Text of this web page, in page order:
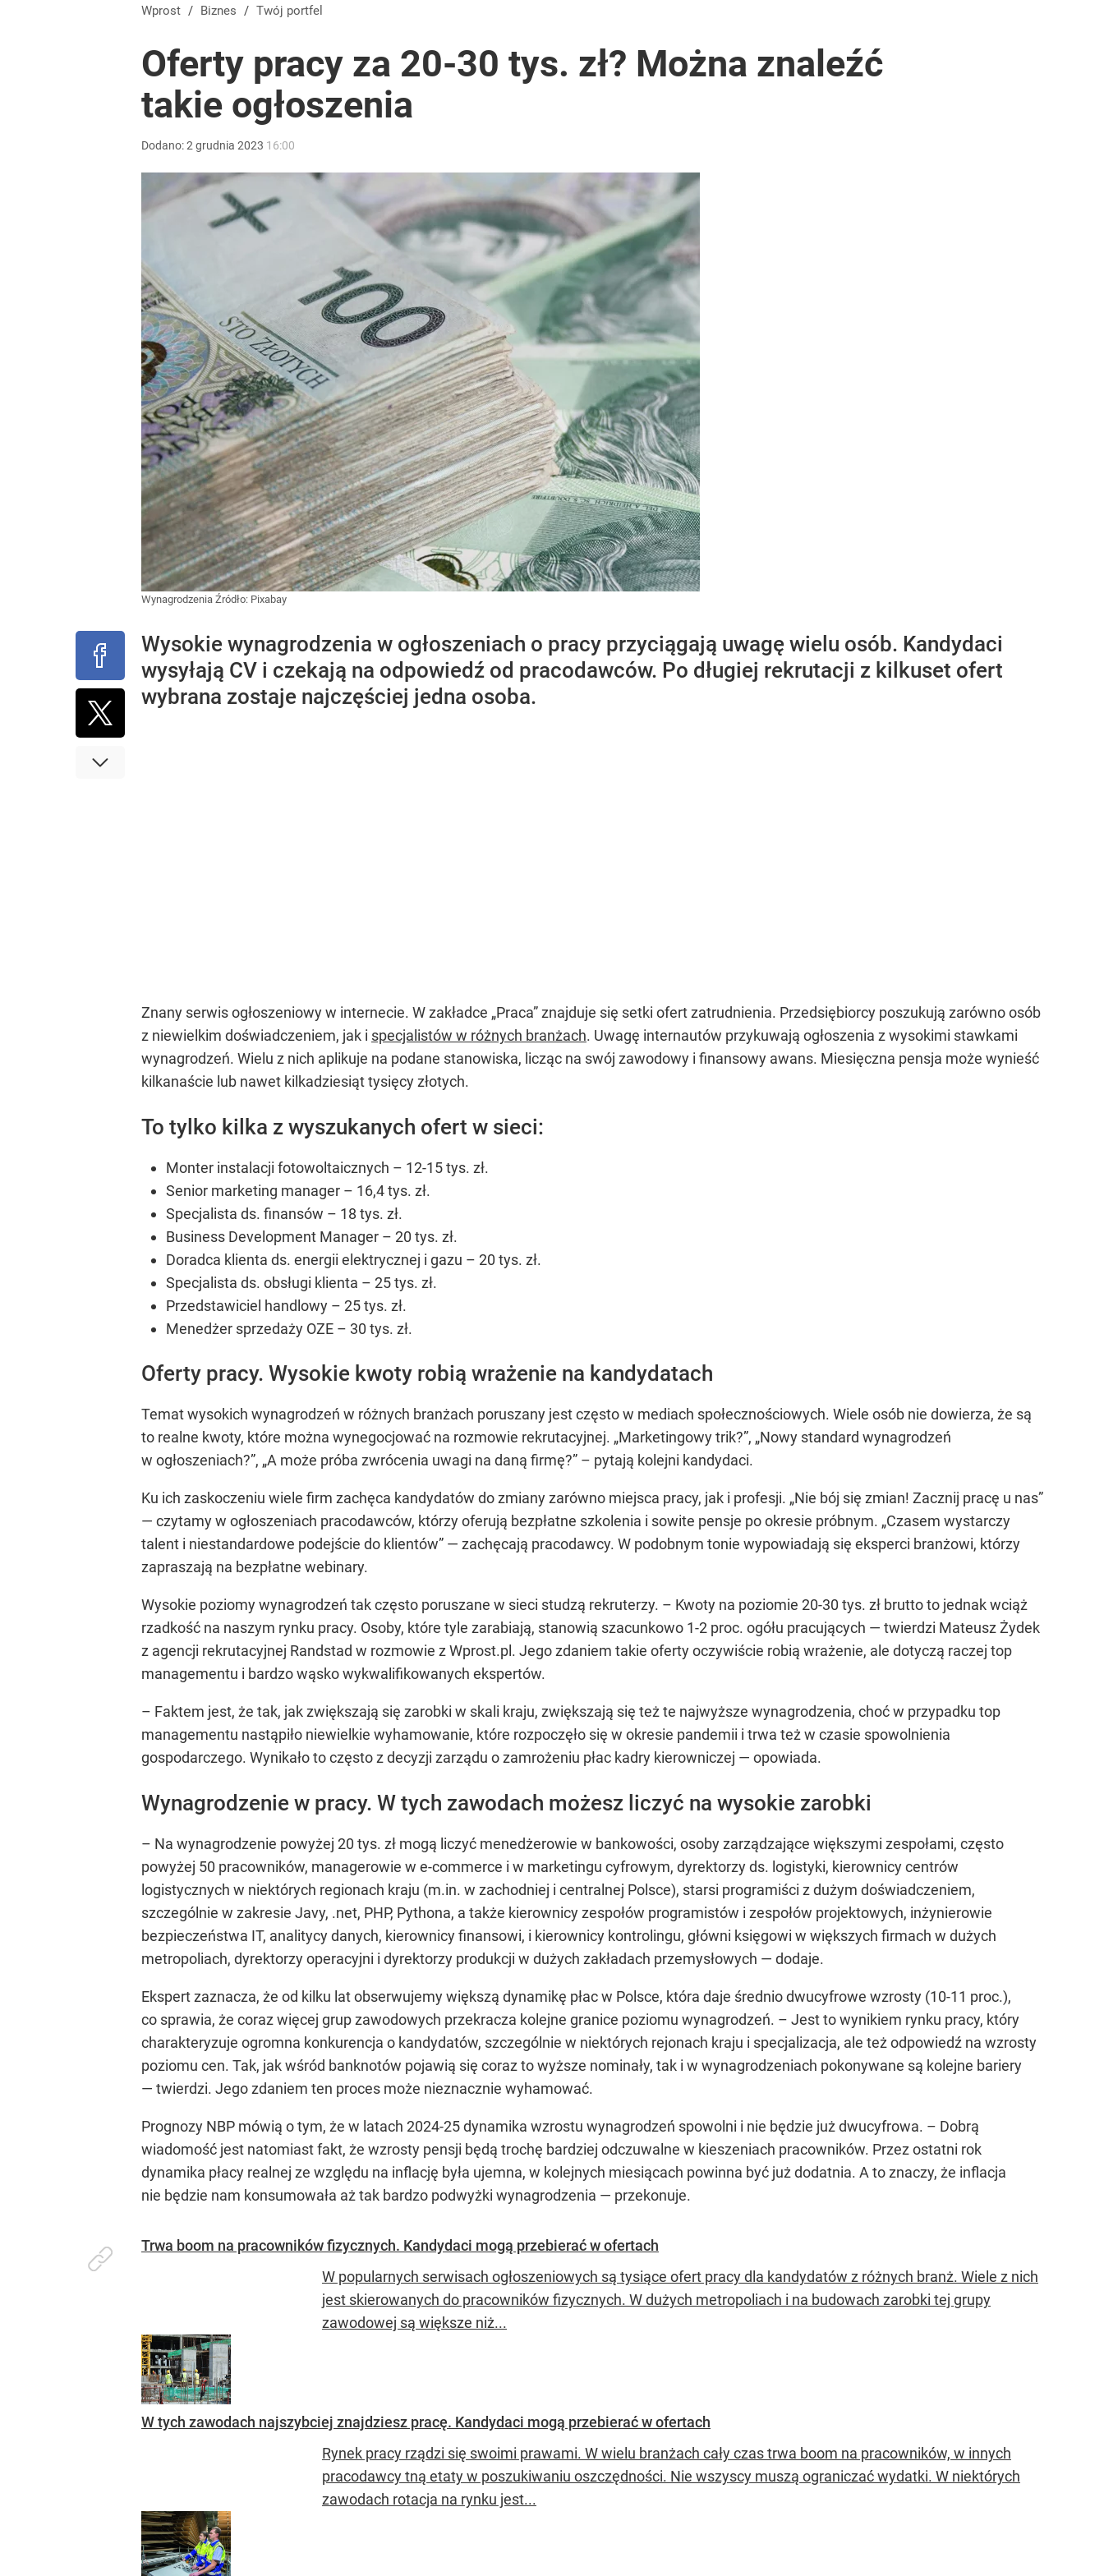
Wprost / Biznes / Twój portfel
Oferty pracy za 20-30 tys. zł? Można znaleźć
takie ogłoszenia
Dodano:2 grudnia 2023 16:00
Wynagrodzenia Źródło: Pixabay
Wysokie wynagrodzenia w ogłoszeniach o pracy przyciągają uwagę wielu osób. Kandydaci
wysyłają CV i czekają na odpowiedź od pracodawców. Po długiej rekrutacji z kilkuset ofert
wybrana zostaje najczęściej jedna osoba.
Znany serwis ogłoszeniowy w internecie. W zakładce „Praca” znajduje się setki ofert zatrudnienia. Przedsiębiorcy poszukują zarówno osób
z niewielkim doświadczeniem, jak i specjalistów w różnych branżach. Uwagę internautów przykuwają ogłoszenia z wysokimi stawkami
wynagrodzeń. Wielu z nich aplikuje na podane stanowiska, licząc na swój zawodowy i finansowy awans. Miesięczna pensja może wynieść
kilkanaście lub nawet kilkadziesiąt tysięcy złotych.
To tylko kilka z wyszukanych ofert w sieci:
Monter instalacji fotowoltaicznych – 12-15 tys. zł.
Senior marketing manager – 16,4 tys. zł.
Specjalista ds. finansów – 18 tys. zł.
Business Development Manager – 20 tys. zł.
Doradca klienta ds. energii elektrycznej i gazu – 20 tys. zł.
Specjalista ds. obsługi klienta – 25 tys. zł.
Przedstawiciel handlowy – 25 tys. zł.
Menedżer sprzedaży OZE – 30 tys. zł.
Oferty pracy. Wysokie kwoty robią wrażenie na kandydatach
Temat wysokich wynagrodzeń w różnych branżach poruszany jest często w mediach społecznościowych. Wiele osób nie dowierza, że są
to realne kwoty, które można wynegocjować na rozmowie rekrutacyjnej. „Marketingowy trik?”, „Nowy standard wynagrodzeń
w ogłoszeniach?”, „A może próba zwrócenia uwagi na daną firmę?” – pytają kolejni kandydaci.
Ku ich zaskoczeniu wiele firm zachęca kandydatów do zmiany zarówno miejsca pracy, jak i profesji. „Nie bój się zmian! Zacznij pracę u nas”
— czytamy w ogłoszeniach pracodawców, którzy oferują bezpłatne szkolenia i sowite pensje po okresie próbnym. „Czasem wystarczy
talent i niestandardowe podejście do klientów” — zachęcają pracodawcy. W podobnym tonie wypowiadają się eksperci branżowi, którzy
zapraszają na bezpłatne webinary.
Wysokie poziomy wynagrodzeń tak często poruszane w sieci studzą rekruterzy. – Kwoty na poziomie 20-30 tys. zł brutto to jednak wciąż
rzadkość na naszym rynku pracy. Osoby, które tyle zarabiają, stanowią szacunkowo 1-2 proc. ogółu pracujących — twierdzi Mateusz Żydek
z agencji rekrutacyjnej Randstad w rozmowie z Wprost.pl. Jego zdaniem takie oferty oczywiście robią wrażenie, ale dotyczą raczej top
managementu i bardzo wąsko wykwalifikowanych ekspertów.
– Faktem jest, że tak, jak zwiększają się zarobki w skali kraju, zwiększają się też te najwyższe wynagrodzenia, choć w przypadku top
managementu nastąpiło niewielkie wyhamowanie, które rozpoczęło się w okresie pandemii i trwa też w czasie spowolnienia
gospodarczego. Wynikało to często z decyzji zarządu o zamrożeniu płac kadry kierowniczej — opowiada.
Wynagrodzenie w pracy. W tych zawodach możesz liczyć na wysokie zarobki
– Na wynagrodzenie powyżej 20 tys. zł mogą liczyć menedżerowie w bankowości, osoby zarządzające większymi zespołami, często
powyżej 50 pracowników, managerowie w e-commerce i w marketingu cyfrowym, dyrektorzy ds. logistyki, kierownicy centrów
logistycznych w niektórych regionach kraju (m.in. w zachodniej i centralnej Polsce), starsi programiści z dużym doświadczeniem,
szczególnie w zakresie Javy, .net, PHP, Pythona, a także kierownicy zespołów programistów i zespołów projektowych, inżynierowie
bezpieczeństwa IT, analitycy danych, kierownicy finansowi, i kierownicy kontrolingu, główni księgowi w większych firmach w dużych
metropoliach, dyrektorzy operacyjni i dyrektorzy produkcji w dużych zakładach przemysłowych — dodaje.
Ekspert zaznacza, że od kilku lat obserwujemy większą dynamikę płac w Polsce, która daje średnio dwucyfrowe wzrosty (10-11 proc.),
co sprawia, że coraz więcej grup zawodowych przekracza kolejne granice poziomu wynagrodzeń. – Jest to wynikiem rynku pracy, który
charakteryzuje ogromna konkurencja o kandydatów, szczególnie w niektórych rejonach kraju i specjalizacja, ale też odpowiedź na wzrosty
poziomu cen. Tak, jak wśród banknotów pojawią się coraz to wyższe nominały, tak i w wynagrodzeniach pokonywane są kolejne bariery
— twierdzi. Jego zdaniem ten proces może nieznacznie wyhamować.
Prognozy NBP mówią o tym, że w latach 2024-25 dynamika wzrostu wynagrodzeń spowolni i nie będzie już dwucyfrowa. – Dobrą
wiadomość jest natomiast fakt, że wzrosty pensji będą trochę bardziej odczuwalne w kieszeniach pracowników. Przez ostatni rok
dynamika płacy realnej ze względu na inflację była ujemna, w kolejnych miesiącach powinna być już dodatnia. A to znaczy, że inflacja
nie będzie nam konsumowała aż tak bardzo podwyżki wynagrodzenia — przekonuje.
Trwa boom na pracowników fizycznych. Kandydaci mogą przebierać w ofertach
W popularnych serwisach ogłoszeniowych są tysiące ofert pracy dla kandydatów z różnych branż. Wiele z nich
jest skierowanych do pracowników fizycznych. W dużych metropoliach i na budowach zarobki tej grupy
zawodowej są większe niż...
W tych zawodach najszybciej znajdziesz pracę. Kandydaci mogą przebierać w ofertach
Rynek pracy rządzi się swoimi prawami. W wielu branżach cały czas trwa boom na pracowników, w innych
pracodawcy tną etaty w poszukiwaniu oszczędności. Nie wszyscy muszą ograniczać wydatki. W niektórych
zawodach rotacja na rynku jest...